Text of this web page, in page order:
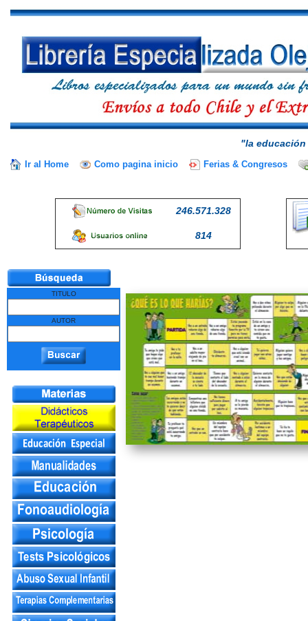
"la
Ir al Home Como pagina inicio Ferias & Congresos
246.571.328
814
TITULO
AUTOR